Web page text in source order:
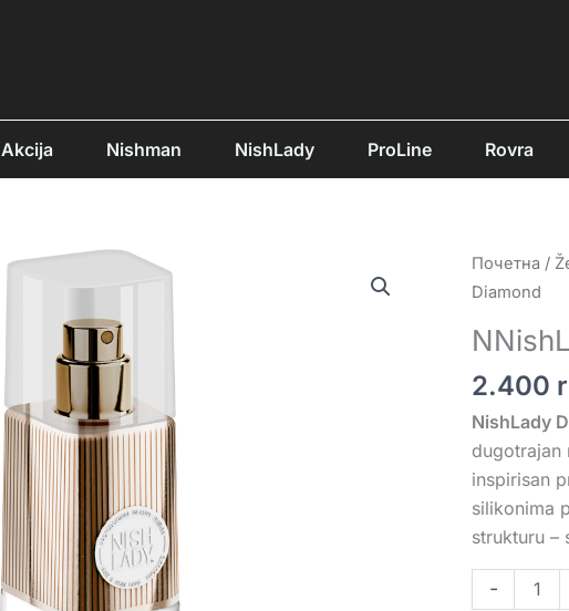
Akcija Nishman NishLady ProLine Rovra
Почетна /
Diamond
2.400
NishLady
dugotrajan
inspirisan
silikonima
strukturu –
-
NNishLady
Parfem
Kosu
Diamond